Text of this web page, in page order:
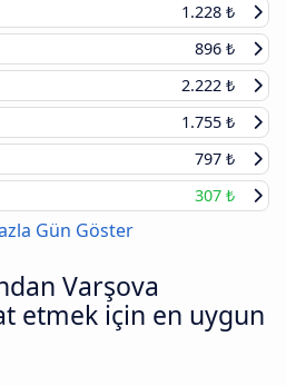
1.228 ₺
896 ₺
2.222 ₺
1.755 ₺
797 ₺
307 ₺
Gün Göster
Varşova
etmek için en uygun